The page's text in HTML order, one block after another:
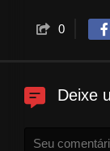
0
Deixe